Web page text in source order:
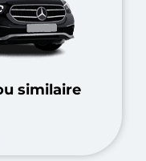
similaire